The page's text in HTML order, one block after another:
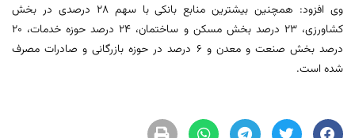
وی افزود: همچنین بیشترین منابع بانکی با سهم ۲۸ درصدی در بخش
کشاورزی، ۲۳ درصد بخش مسکن و ساختمان، ۲۴ درصد حوزه خدمات، ۲۰
درصد بخش صنعت و معدن و ۶ درصد در حوزه بازرگانی و صادرات مصرف
شده است.